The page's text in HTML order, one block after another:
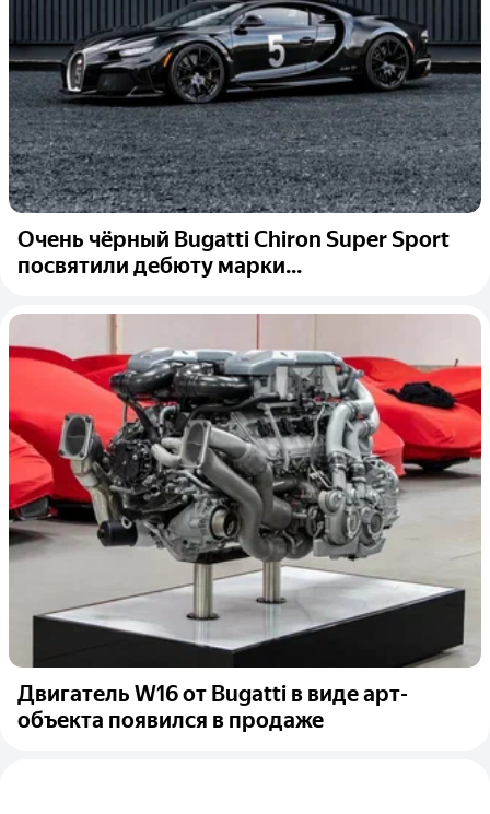
Очень чёрный Bugatti Chiron Super Sport
посвятили дебюту марки...
Двигатель W16 от Bugatti в виде арт-
объекта появился в продаже